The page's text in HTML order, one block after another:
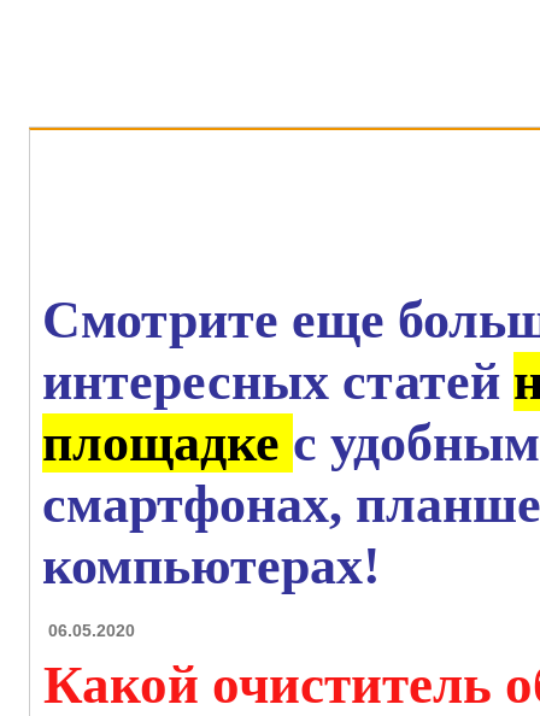
Смотрите еще
интересных статей
площадке с
смартфонах,
компьютерах!
06.05.2020
Какой очиститель